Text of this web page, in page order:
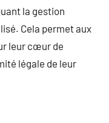
la gestion
Cela permet aux
leur cœur de
légale de leur